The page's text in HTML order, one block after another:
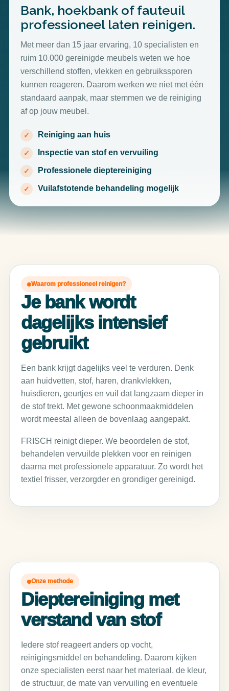
Bank, hoekbank of fauteuil
professioneel laten reinigen.
Met meer dan 15 jaar ervaring, 10 specialisten en
ruim 10.000 gereinigde meubels weten we hoe
verschillend stoffen, vlekken en gebruikssporen
kunnen reageren. Daarom werken we niet met één
standaard aanpak, maar stemmen we de reiniging
af op jouw meubel.
Reiniging aan huis
Inspectie van stof en vervuiling
Professionele dieptereiniging
Vuilafstotende behandeling mogelijk
Waarom professioneel reinigen?
Je bank wordt
dagelijks intensief
gebruikt
Een bank krijgt dagelijks veel te verduren. Denk
aan huidvetten, stof, haren, drankvlekken,
huisdieren, geurtjes en vuil dat langzaam dieper in
de stof trekt. Met gewone schoonmaakmiddelen
wordt meestal alleen de bovenlaag aangepakt.
FRISCH reinigt dieper. We beoordelen de stof,
behandelen vervuilde plekken voor en reinigen
daarna met professionele apparatuur. Zo wordt het
textiel frisser, verzorgder en grondiger gereinigd.
Onze methode
Dieptereiniging met
verstand van stof
Iedere stof reageert anders op vocht,
reinigingsmiddel en behandeling. Daarom kijken
onze specialisten eerst naar het materiaal, de kleur,
de structuur, de mate van vervuiling en eventuele